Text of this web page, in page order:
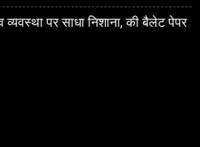
पर साधा निशाना, की बैलेट पेपर